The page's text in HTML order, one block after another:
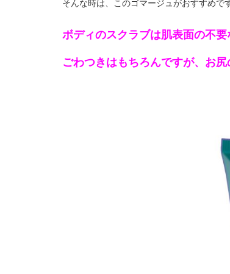
そんな時は、このゴマージュがおすすめで
ボディのスクラブは肌表面の不
ごわつきはもちろんですが、 お尻